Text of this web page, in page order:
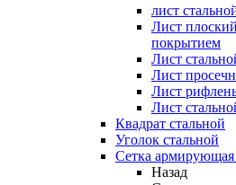
лист
Лист
покрытием
Лист
Лист
Лист
Лист
Квадрат стальной
Уголок стальной
Сетка армирующая
Назад